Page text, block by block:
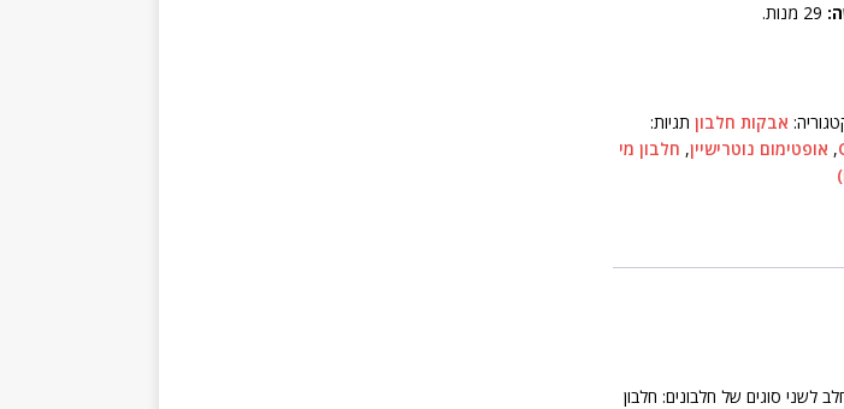
אבקות חלבון תגיות:
, אופטימום נוטרישיין, חלבון מי
לשני סוגים של חלבונים: חלבון